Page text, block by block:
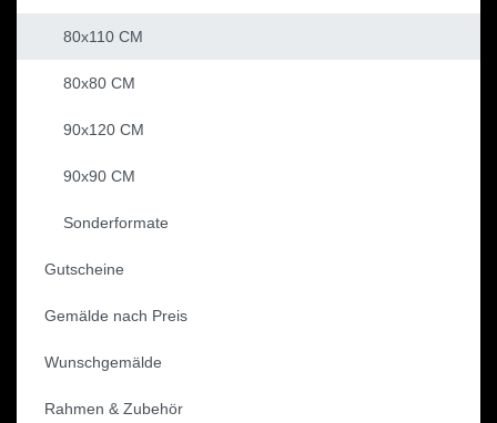
80x110 CM
80x80 CM
90x120 CM
90x90 CM
Sonderformate
Gutscheine
Gemälde nach Preis
Wunschgemälde
Rahmen & Zubehör